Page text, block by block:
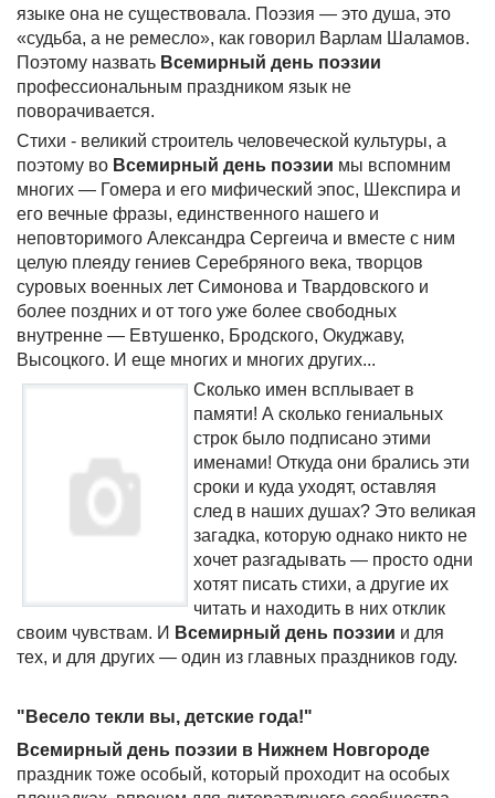
языке она не существовала. Поэзия — это душа, это
«судьба, а не ремесло», как говорил Варлам Шаламов.
Поэтому назвать Всемирный день поэзии
профессиональным праздником язык не
поворачивается.
Стихи - великий строитель человеческой культуры, а
поэтому во Всемирный день поэзии мы вспомним
многих — Гомера и его мифический эпос, Шекспира и
его вечные фразы, единственного нашего и
неповторимого Александра Сергеича и вместе с ним
целую плеяду гениев Серебряного века, творцов
суровых военных лет Симонова и Твардовского и
более поздних и от того уже более свободных
внутренне — Евтушенко, Бродского, Окуджаву,
Высоцкого. И еще многих и многих других...
Сколько имен всплывает в
памяти! А сколько гениальных
строк было подписано этими
именами! Откуда они брались эти
сроки и куда уходят, оставляя
след в наших душах? Это великая
загадка, которую однако никто не
хочет разгадывать — просто одни
хотят писать стихи, а другие их
читать и находить в них отклик
своим чувствам. И Всемирный день поэзии и для
тех, и для других — один из главных праздников году.
"Весело текли вы, детские года!"
Всемирный день поэзии в Нижнем Новгороде
праздник тоже особый, который проходит на особых